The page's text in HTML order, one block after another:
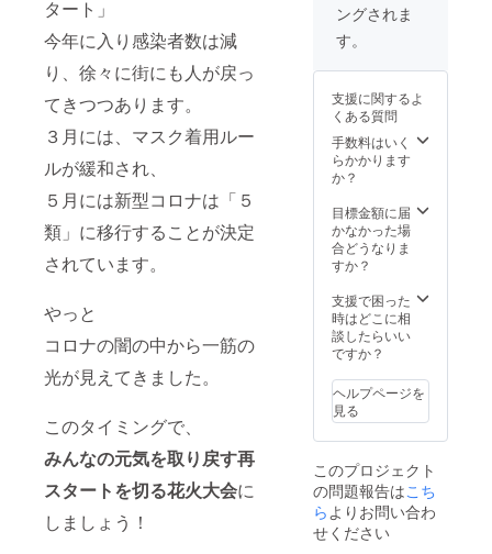
タート」
今年に入り感染者数は減
り、徐々に街にも人が戻っ
てきつつあります。
３月には、マスク着用ルー
ルが緩和され、
５月には新型コロナは「５
類」に移行することが決定
されています。
やっと
コロナの闇の中から一筋の
光が見えてきました。
このタイミングで、
みんなの元気を取り戻す再
スタートを切る花火大会に
しましょう！
ればと
私が再
る数は
極々わ
ずかで
すが、
アクリ
生利用
のひと
つの
きっか
れば嬉
しいで
す。 4
年ぶり
される
逗子海
岸花火
大会。
んの方
の”想
い”や”
思い
出”が込
クリル
廃棄さ
ます。
私に何
かでき
る事は
ないか
い、廃
棄予定
のアク
リル板
ンバス
にして
アート
を描
生利用
ができ
ればと
考えま
私が再
生でき
る数は
極々わ
ずかで
ングされま
す。
支援に関するよ
くある質問
手数料はいく
らかかります
か？
目標金額に届
かなかった場
合どうなりま
すか？
支援で困った
時はどこに相
談したらいい
ですか？
ヘルプページを
見る
このプロジェクト
の問題報告はこち
ら よりお問い合わ
せください